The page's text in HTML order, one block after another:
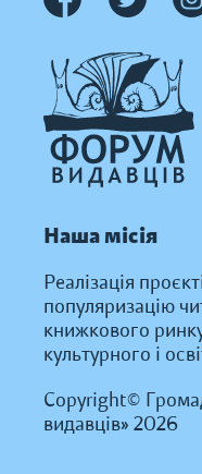
Наша місія
Реалізація
популяризацію
книжкового
культурного і
Copyright©
видавців» 2026